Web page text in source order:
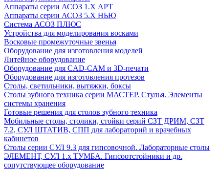
Аппараты серии АСОЗ 1.Х АРТ
Аппараты серии АСОЗ 5.Х НЬЮ
Система АСОЗ ПЛЮС
Устройства для моделирования восками
Восковые промежуточные звенья
Оборудование для изготовления моделей
Литейное оборудование
Оборудование для CAD-CAM и 3D-печати
Оборудование для изготовления протезов
Cтолы, светильники, вытяжки, боксы
Столы зубного техника серии МАСТЕР. Стулья. Элементы
системы хранения
Готовые решения для столов зубного техника
Мобильные столы, столики, стойки серий СЗТ ДРИМ, СЗТ
7.2, СУЛ ШТАТИВ, СПП для лабораторий и врачебных
кабинетов
Столы серии СУЛ 9.3 для гипсовочной. Лабораторные столы
ЭЛЕМЕНТ, СУЛ 1.х ТУМБА. Гипсоотстойники и др.
сопутствующее оборудование